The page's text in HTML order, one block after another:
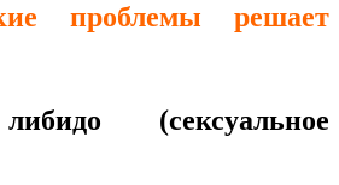
проблемы решает
(сексуальное